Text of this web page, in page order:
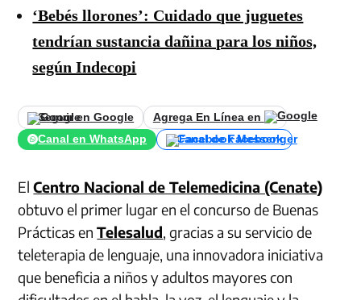
‘Bebés llorones’: Cuidado que juguetes
tendrían sustancia dañina para los niños,
según Indecopi
Seguir en Google
Agrega En Línea en
Canal en WhatsApp
Canal de Facebook
ElCentro Nacional de Telemedicina (Cenate)
obtuvo el primer lugar en el concurso de Buenas
Prácticas enTelesalud, gracias a su servicio de
teleterapia de lenguaje, una innovadora iniciativa
que beneficia a niños y adultos mayores con